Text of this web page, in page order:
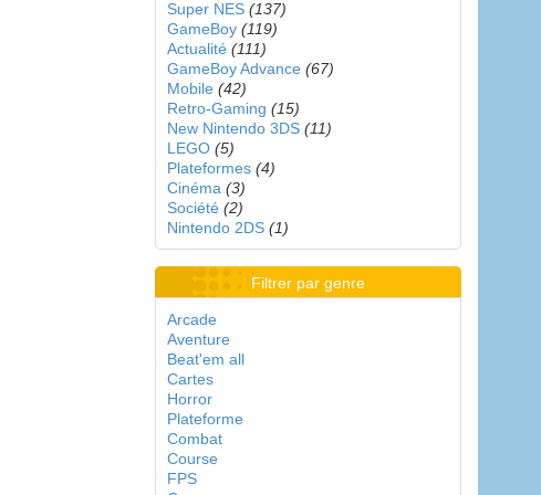
Super NES (137)
GameBoy (119)
Actualité (111)
GameBoy Advance (67)
Mobile (42)
Retro-Gaming (15)
New Nintendo 3DS (11)
LEGO (5)
Plateformes (4)
Cinéma (3)
Société (2)
Nintendo 2DS (1)
Filtrer par genre
Arcade
Aventure
Beat'em all
Cartes
Horror
Plateforme
Combat
Course
FPS